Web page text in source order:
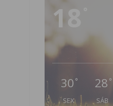
18
30 °
SEX
28 °
SÁB